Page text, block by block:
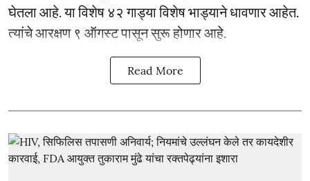
घेतला आहे. या विशेष ४२ गाड्या विशेष भाड्याने धावणार आहेत.
त्यांचे आरक्षण ९ ऑगस्ट पासून सुरू होणार आहे.
Read More